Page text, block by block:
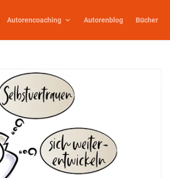
Autorencoaching Autorenblog Bücher